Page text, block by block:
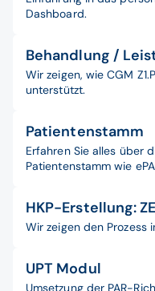
Dashboard.
Behandlung /
Wir zeigen, wie CGM
unterstützt.
Patientenstamm
Erfahren Sie alles über
Patientenstamm wie
HKP-Erstellung:
Wir zeigen den Prozess
UPT Modul
Umsetzung der PAR-